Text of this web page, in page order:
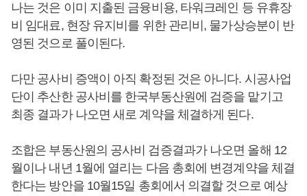
나는 것은 이미 지출된 금융비용, 타워크레인 등 유휴장
비 임대료, 현장 유지비를 위한 관리비, 물가상승분이 반
영된 것으로 풀이된다.
다만 공사비 증액이 아직 확정된 것은 아니다. 시공사업
단이 추산한 공사비를 한국부동산원에 검증을 맡기고
최종 결과가 나오면 새로 계약을 체결하게 된다.
조합은 부동산원의 공사비 검증결과가 나오면 올해 12
월이나 내년 1월에 열리는 다음 총회에 변경계약을 체결
한다는 방안을 10월15일 총회에서 의결할 것으로 예상